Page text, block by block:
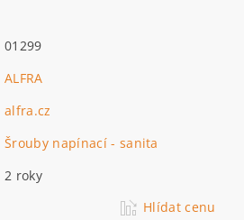
01299
ALFRA
alfra.cz
Šrouby napínací - sanita
2 roky
Hlídat cenu